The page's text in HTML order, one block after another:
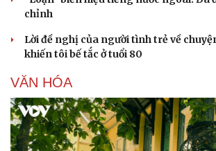
Sức khỏe
Dinh dưỡng - món ngon
Cây thuốc
Đời sống
Nhà đẹp
Blog
chỉnh
Lời đề nghị của người tình trẻ về
khiến tôi bế tắc ở tuổi 80
VĂN HÓA